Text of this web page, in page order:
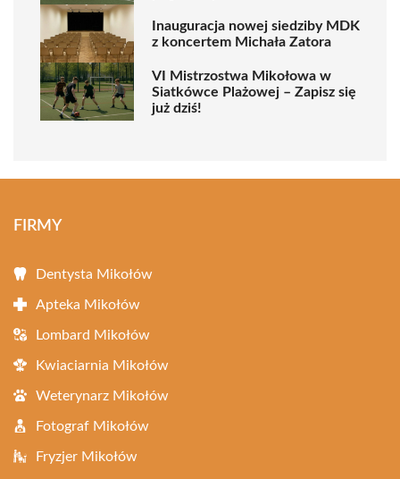
Inauguracja nowej siedziby MDK
z koncertem Michała Zatora
VI Mistrzostwa Mikołowa w
Siatkówce Plażowej – Zapisz się
już dziś!
FIRMY
Dentysta Mikołów
Apteka Mikołów
Lombard Mikołów
Kwiaciarnia Mikołów
Weterynarz Mikołów
Fotograf Mikołów
Fryzjer Mikołów